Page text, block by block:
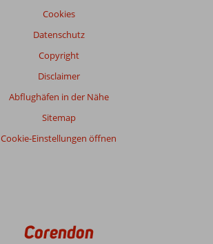
Cookies
Datenschutz
Copyright
Disclaimer
Abflughäfen in der Nähe
Sitemap
Cookie-Einstellungen öffnen
Corendon